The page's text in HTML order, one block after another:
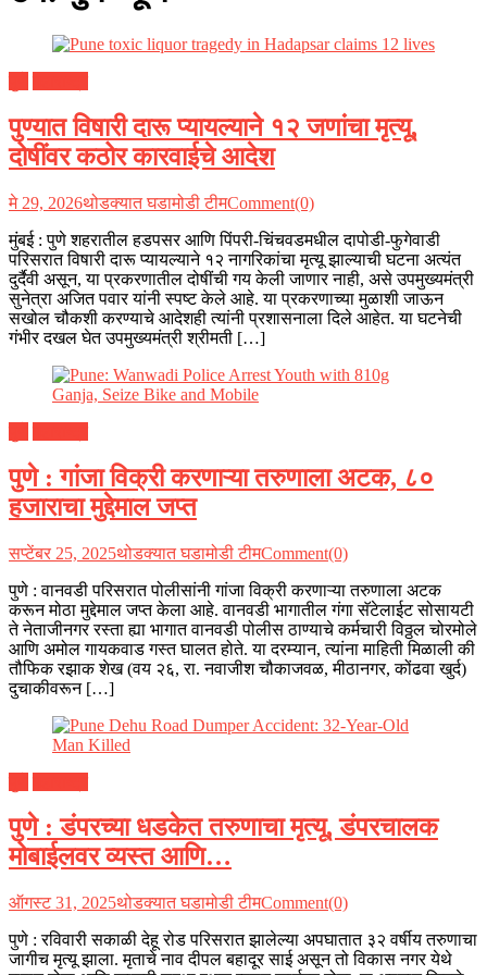
पुण्यात विषारी दारू प्यायल्याने १२ जणांचा मृत्यू,
दोषींवर कठोर कारवाईचे आदेश
मे 29, 2026थोडक्यात घडामोडी टीमComment(0)
मुंबई : पुणे शहरातील हडपसर आणि पिंपरी-चिंचवडमधील दापोडी-फुगेवाडी
परिसरात विषारी दारू प्यायल्याने १२ नागरिकांचा मृत्यू झाल्याची घटना अत्यंत
दुर्दैवी असून, या प्रकरणातील दोषींची गय केली जाणार नाही, असे उपमुख्यमंत्री
सुनेत्रा अजित पवार यांनी स्पष्ट केले आहे. या प्रकरणाच्या मुळाशी जाऊन
सखोल चौकशी करण्याचे आदेशही त्यांनी प्रशासनाला दिले आहेत. या घटनेची
गंभीर दखल घेत उपमुख्यमंत्री श्रीमती […]
पुणे : गांजा विक्री करणाऱ्या तरुणाला अटक, ८०
हजाराचा मुद्देमाल जप्त
सप्टेंबर 25, 2025थोडक्यात घडामोडी टीमComment(0)
पुणे : वानवडी परिसरात पोलीसांनी गांजा विक्री करणाऱ्या तरुणाला अटक
करून मोठा मुद्देमाल जप्त केला आहे. वानवडी भागातील गंगा सॅटेलाईट सोसायटी
ते नेताजीनगर रस्ता ह्या भागात वानवडी पोलीस ठाण्याचे कर्मचारी विठ्ठल चोरमोले
आणि अमोल गायकवाड गस्त घालत होते. या दरम्यान, त्यांना माहिती मिळाली की
तौफिक रझाक शेख (वय २६, रा. नवाजीश चौकाजवळ, मीठानगर, कोंढवा खुर्द)
दुचाकीवरून […]
पुणे : डंपरच्या धडकेत तरुणाचा मृत्यू, डंपरचालक
मोबाईलवर व्यस्त आणि…
ऑगस्ट 31, 2025थोडक्यात घडामोडी टीमComment(0)
पुणे : रविवारी सकाळी देहू रोड परिसरात झालेल्या अपघातात ३२ वर्षीय तरुणाचा
जागीच मृत्यू झाला. मृताचे नाव दीपल बहादूर साई असून तो विकास नगर येथे